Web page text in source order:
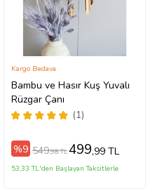
Bambu ve Hasır Kuş Yuvalı
Rüzgar Çanı
(1)
Kargo Bedava
%9 549,98 TL499,99 TL
53,33 TL'den Başlayan Taksitlerle